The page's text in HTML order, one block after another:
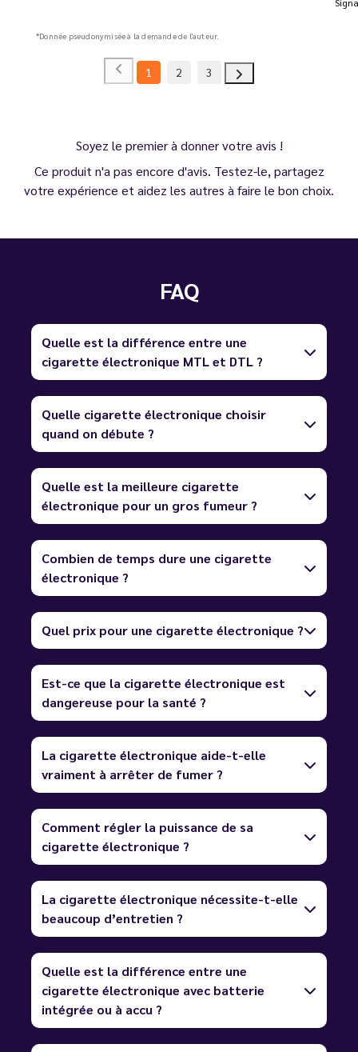
*Donnée pseudonymisée à la demande de l'auteur.
1 2 3
Soyez le premier à donner votre avis !
Ce produit n'a pas encore d'avis. Testez-le, partagez
votre expérience et aidez les autres à faire le bon choix.
FAQ
Quelle est la différence entre une
cigarette électronique MTL et DTL ?
Quelle cigarette électronique choisir
quand on débute ?
Quelle est la meilleure cigarette
électronique pour un gros fumeur ?
Combien de temps dure une cigarette
électronique ?
Quel prix pour une cigarette électronique ?
Est-ce que la cigarette électronique est
dangereuse pour la santé ?
La cigarette électronique aide-t-elle
vraiment à arrêter de fumer ?
Comment régler la puissance de sa
cigarette électronique ?
La cigarette électronique nécessite-t-elle
beaucoup d’entretien ?
Quelle est la différence entre une
cigarette électronique avec batterie
intégrée ou à accu ?